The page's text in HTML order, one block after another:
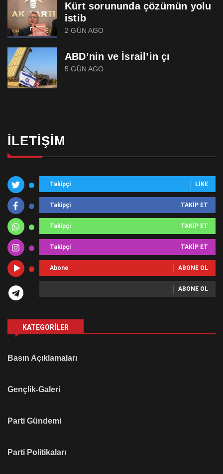
Kürt sorununda çözümün yolu
istib
2 GÜN AGO
ABD’nin ve İsrail’in çı
5 GÜN AGO
İLETIŞIM
Takipçi LIKE
Takipçi TAKIP ET
Takipçi TAKIP ET
Takipçi TAKIP ET
Abone ABONE OL
ABONE OL
KATEGORILER
Basın Açıklamaları
Gençlik-Galeri
Parti Gündemi
Parti Politikaları